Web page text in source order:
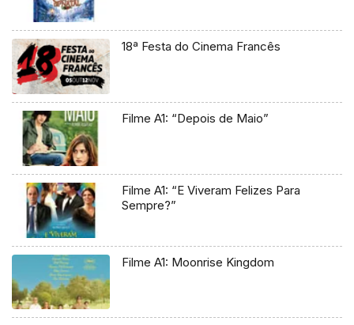
18ª Festa do Cinema Francês
Filme A1: “Depois de Maio”
Filme A1: “E Viveram Felizes Para
Sempre?”
Filme A1: Moonrise Kingdom